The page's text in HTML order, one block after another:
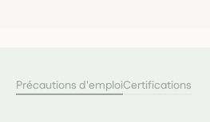
Précautions d'emploiCertifications